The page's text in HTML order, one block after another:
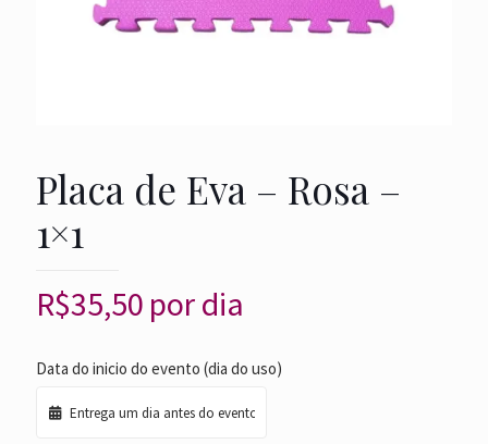
Placa de Eva – Rosa –
1×1
R$35,50 por dia
Data do inicio do evento (dia do uso)